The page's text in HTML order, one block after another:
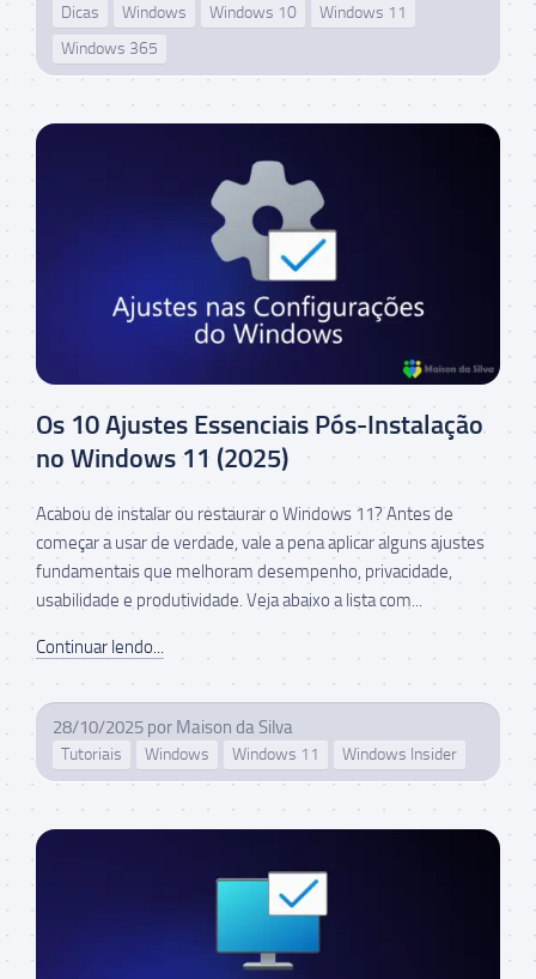
Dicas Windows Windows 10
Windows 11
Windows 365
Os 10 Ajustes Essenciais Pós-Instalação
no Windows 11 (2025)
Acabou de instalar ou restaurar o Windows 11? Antes de
começar a usar de verdade, vale a pena aplicar alguns ajustes
fundamentais que melhoram desempenho, privacidade,
usabilidade e produtividade. Veja abaixo a lista com...
Continuar lendo...
28/10/2025 por Maison da Silva
Tutoriais Windows Windows 11 Windows Insider